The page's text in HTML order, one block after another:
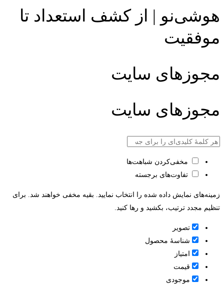
هوشی‌نو | از کشف استعداد تا
موفقیت
مجوزهای سایت
مجوزهای سایت
مخفی‌کردن شباهت‌ها
تفاوت‌های برجسته
زمینه‌های نمایش داده شده را انتخاب نمایید. بقیه مخفی خواهند شد. برای
تنظیم مجدد ترتیب، بکشید و رها کنید.
تصویر
شناسۀ محصول
امتیاز
قيمت
موجودی